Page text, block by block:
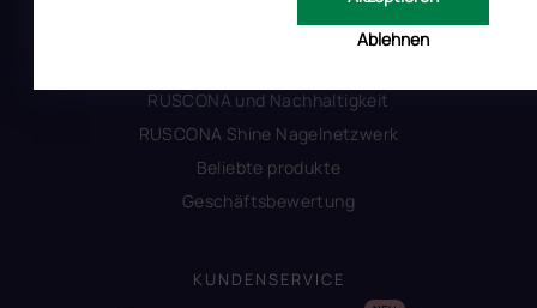
Ablehnen
Alles zum Verbot von TPO
RUSCONA und Nachhaltigkeit
RUSCONA Shine Nagelnetzwerk
Beliebte produkte
Geschäftsbewertung
KUNDENSERVICE